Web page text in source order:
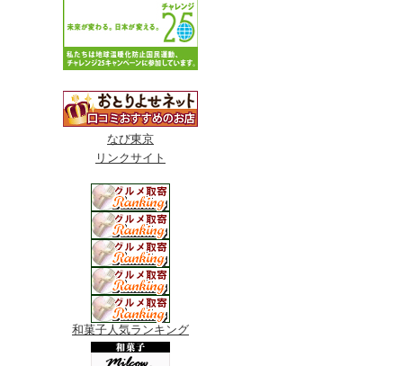
なび東京
リンクサイト
和菓子人気ランキング